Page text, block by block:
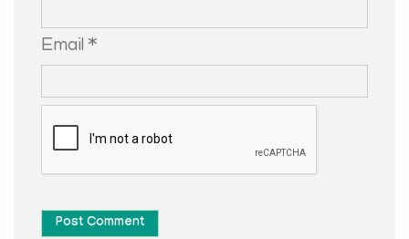
Email *
Post Comment